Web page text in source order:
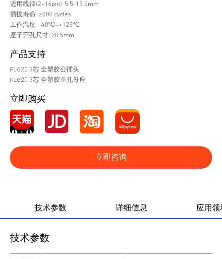
适用线径(2~16pin): 5.5-13.5mm
插拔寿命: ≥500 cycles
工作温度: -40℃~+125℃
座子开孔尺寸: 20.5mm
产品支持
PLG20 3芯 全塑胶公插头
PLG20 3芯 全塑胶单孔母座
立即购买
立即咨询
技术参数 详细信息 应用领
技术参数